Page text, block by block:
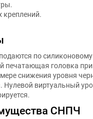
по
печатающая головка
снижения уровня
Нулевой виртуальный
СНПЧ